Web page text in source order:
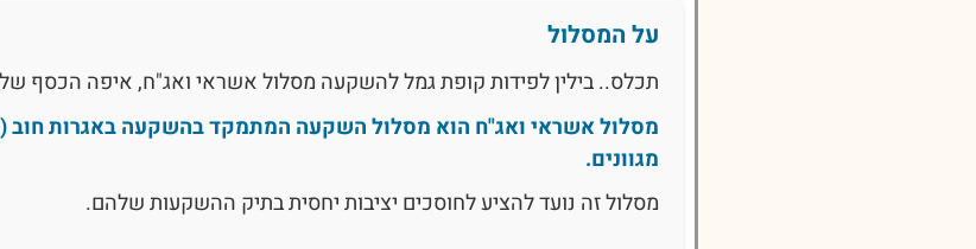
על המסלול
תכלס.. בילין לפידות קופת גמל להשקעה מסלול אשראי ואג"ח, איפה הכסף
מסלול אשראי ואג"ח הוא מסלול השקעה המתמקד בהשקעה באגרות חוב
מגוונים.
מסלול זה נועד להציע לחוסכים יציבות יחסית בתיק ההשקעות שלהם.